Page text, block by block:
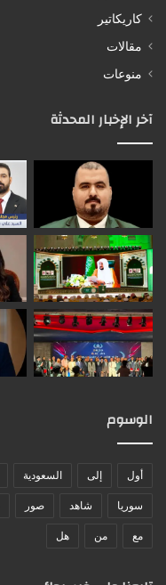
كاريكاتير
مقالات
منوعات
آخر الإخبار المحدثة
الوسوم
أول إلى السعودية
سوريا شاهد صور
مع من هل